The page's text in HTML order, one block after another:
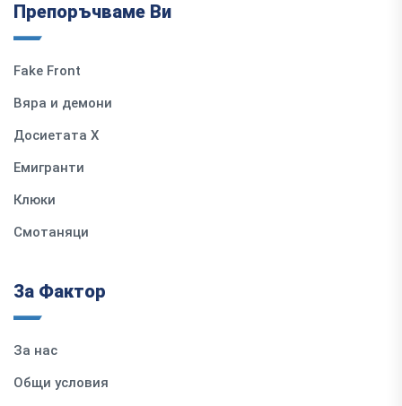
Препоръчваме Ви
Fake Front
Вяра и демони
Досиетата Х
Емигранти
Клюки
Смотаняци
За Фактор
За нас
Общи условия